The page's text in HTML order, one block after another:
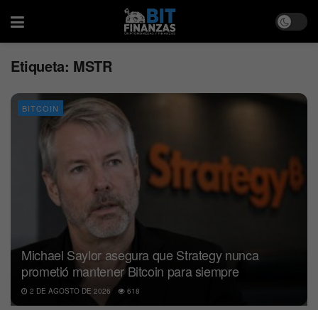
Etiqueta: MSTR
BITCOIN
Michael Saylor asegura que Strategy nunca
prometió mantener Bitcoin para siempre
2 DE AGOSTO DE 2026 618